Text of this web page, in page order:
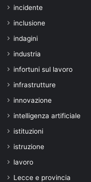
incidente
inclusione
indagini
industria
infortuni sul lavoro
infrastrutture
innovazione
intelligenza artificiale
istituzioni
istruzione
lavoro
Lecce e provincia